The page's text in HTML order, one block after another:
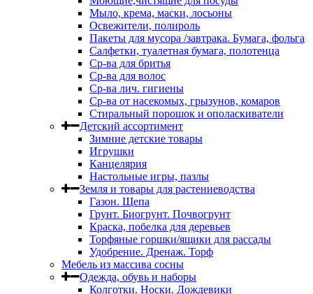
Мыло, крема, маски, лосьоны
Освежители, полироль
Пакеты для мусора /завтрака. Бумага, фольга
Салфетки, туалетная бумага, полотенца
Ср-ва для бритья
Ср-ва для волос
Ср-ва лич. гигиены
Ср-ва от насекомых, грызунов, комаров
Стиральный порошок и ополаскиватели
Детский ассортимент
Зимние детские товары
Игрушки
Канцелярия
Настольные игры, пазлы
Земля и товары для растениеводства
Газон. Щепа
Грунт. Биогрунт. Почвогрунт
Краска, побелка для деревьев
Торфяные горшки/ящики для рассады
Удобрение. Дренаж. Торф
Мебель из массива сосны
Одежда, обувь и наборы
Колготки. Носки. Дождевики